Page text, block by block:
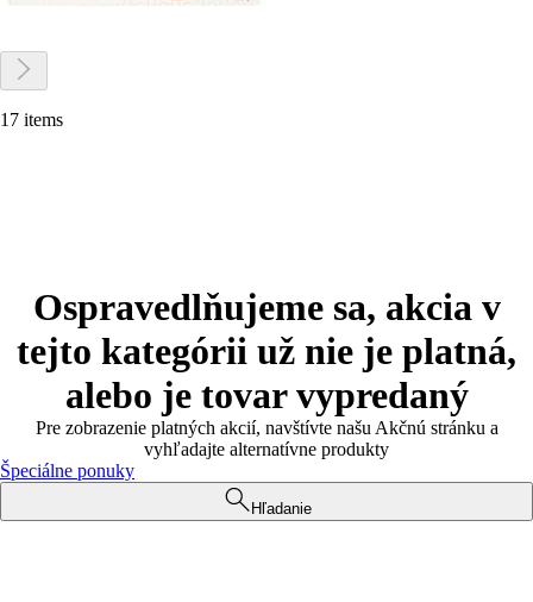
17 items
Ospravedlňujeme sa, akcia v
tejto kategórii už nie je platná,
alebo je tovar vypredaný
Pre zobrazenie platných akcií, navštívte našu Akčnú stránku a
vyhľadajte alternatívne produkty
Špeciálne ponuky
Hľadanie